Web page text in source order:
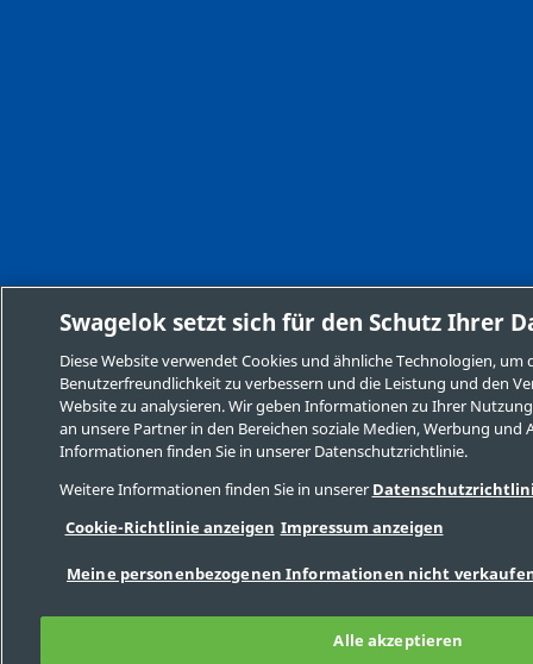
Swagelok setzt sich für den Schutz Ihrer
Diese Website verwendet Cookies und ähnliche Technologien, um
Benutzerfreundlichkeit zu verbessern und die Leistung und den
Website zu analysieren. Wir geben Informationen zu Ihrer
an unsere Partner in den Bereichen soziale Medien, Werbung und
Informationen finden Sie in unserer Datenschutzrichtlinie.
Weitere Informationen finden Sie in unserer
Cookie-Richtlinie anzeigen Impressum anzeigen
Meine personenbezogenen Informationen nicht
Alle akzeptieren